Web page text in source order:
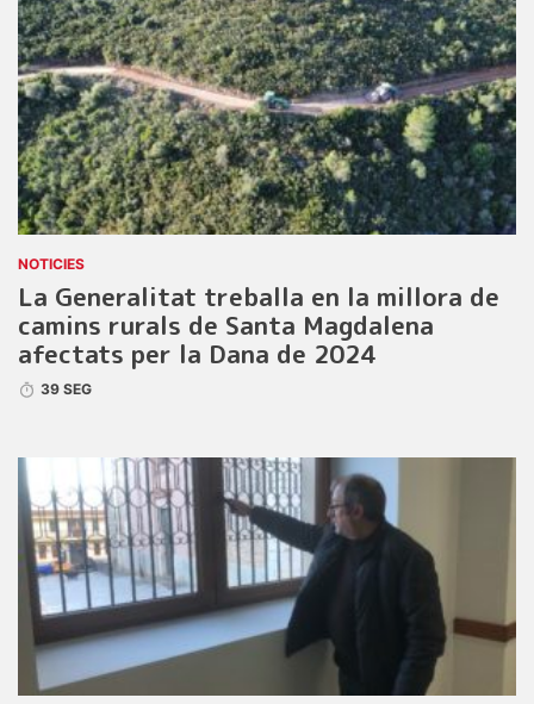
NOTICIES
La Generalitat treballa en la millora de
camins rurals de Santa Magdalena
afectats per la Dana de 2024
39 SEG